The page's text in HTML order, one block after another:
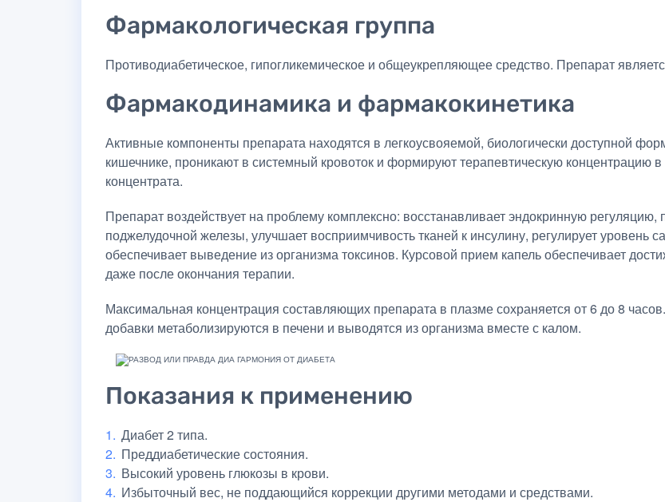
Фармакологическая группа
Противодиабетическое, гипогликемическое и общеукрепляющее средство. Препарат
Фармакодинамика и фармакокинетика
Активные компоненты препарата находятся в легкоусвояемой, биологически доступной
кишечнике, проникают в системный кровоток и формируют терапевтическую концентрацию
концентрата.
Препарат воздействует на проблему комплексно: восстанавливает эндокринную
поджелудочной железы, улучшает восприимчивость тканей к инсулину, регулирует уровень
обеспечивает выведение из организма токсинов. Курсовой прием капель обеспечивает
даже после окончания терапии.
Максимальная концентрация составляющих препарата в плазме сохраняется от 6 до 8
добавки метаболизируются в печени и выводятся из организма вместе с калом.
Показания к применению
Диабет 2 типа.
Преддиабетические состояния.
Высокий уровень глюкозы в крови.
Избыточный вес, не поддающийся коррекции другими методами и средствами.